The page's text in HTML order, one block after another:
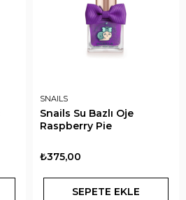
SNAILS
Snails Su Bazlı Oje
Raspberry Pie
₺375,00
SEPETE EKLE